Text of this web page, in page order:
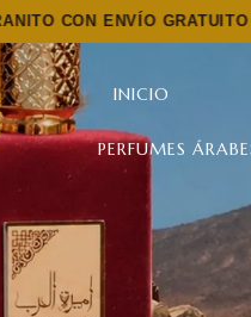
GRATUITO ·
INICIO
PERFUMES